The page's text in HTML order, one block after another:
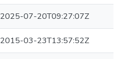
2025-07-20T09:27:07Z
2015-03-23T13:57:52Z